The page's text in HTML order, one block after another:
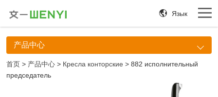
Язык
产品中心
首页 > 产品中心 > Кресла конторские > 882 исполнительный
председатель